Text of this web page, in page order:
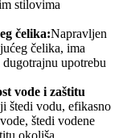
stilovima
čelika:Napravljen
čelika, ima
upotrebu
vode i zaštitu
štedi vodu, efikasno
štedi vodene